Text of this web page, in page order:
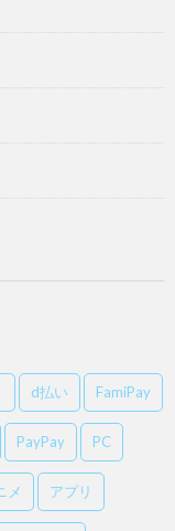
d払い FamiPay
PayPay PC
メ アプリ